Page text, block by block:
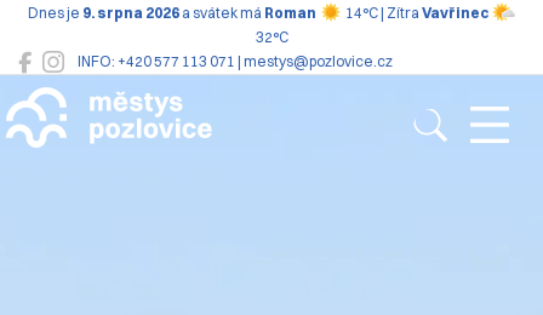
INFO: +420 577 113 071 | mestys@pozlovice.cz
Dnes je 9. srpna 2026 a svátek má Roman 14°C | Zítra Vavřinec
32°C
Pozlovice